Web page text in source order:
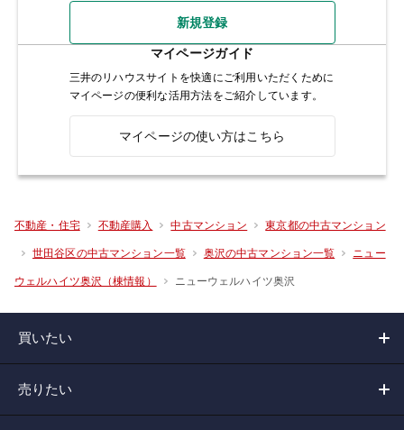
新規登録
マイページガイド
三井のリハウスサイトを快適にご利用いただくために
マイページの便利な活用方法をご紹介しています。
マイページの使い方はこちら
不動産・住宅 不動産購入 中古マンション 東京都の中古マンション
世田谷区の中古マンション一覧 奥沢の中古マンション一覧 ニュー
ウェルハイツ奥沢（棟情報） ニューウェルハイツ奥沢
買いたい
売りたい